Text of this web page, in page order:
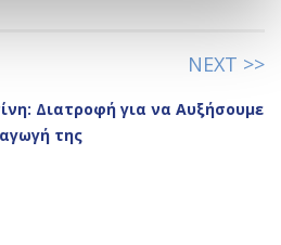
NEXT >>
Διατροφή για να Αυξήσουμε
της